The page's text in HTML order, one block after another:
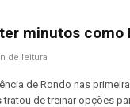
minutos como
de leitura
de Rondo nas
de treinar opções